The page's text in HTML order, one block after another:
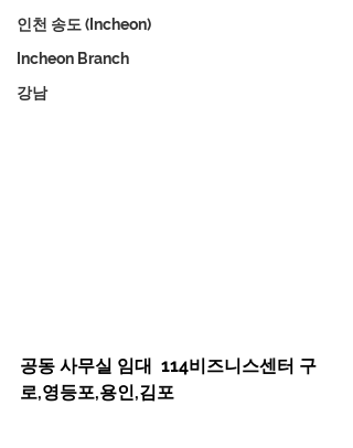
인천 송도 (Incheon)
Incheon Branch
강남
공동 사무실 임대  114비즈니스센터 구
로,영등포,용인,김포